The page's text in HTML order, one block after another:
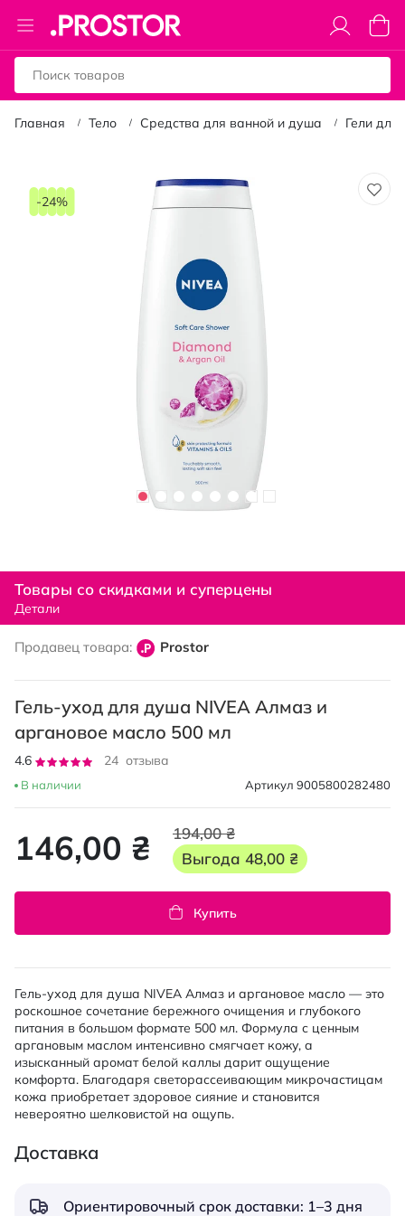
Toggle
Nav
Моя
Главная Тело Средства для ванной и душа Гели
перейти
-24%
к
началу
галереи
Товары со скидками и суперцены
Детали
Продавец товара: Prostor
Гель-уход для душа NIVEA Алмаз и
аргановое масло 500 мл
Рейтинг:
4.6
24 отзыва
В наличии Артикул 9005800282480
146,00 ₴
194,00 ₴
Выгода 48,00 ₴
Купить
Гель-уход для душа NIVEA Алмаз и аргановое масло — это
роскошное сочетание бережного очищения и глубокого
питания в большом формате 500 мл. Формула с ценным
аргановым маслом интенсивно смягчает кожу, а
изысканный аромат белой каллы дарит ощущение
комфорта. Благодаря светорассеивающим микрочастицам
кожа приобретает здоровое сияние и становится
невероятно шелковистой на ощупь.
Доставка
Ориентировочный срок доставки: 1–3 дня